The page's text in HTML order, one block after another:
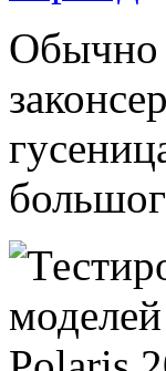
Обычно